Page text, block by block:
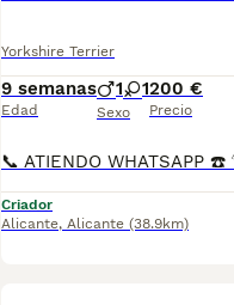
Yorkshire Terrier
9 semanas
Edad
1 1
Sexo
200 €
Precio
Criador
Alicante, Alicante (38.9km)